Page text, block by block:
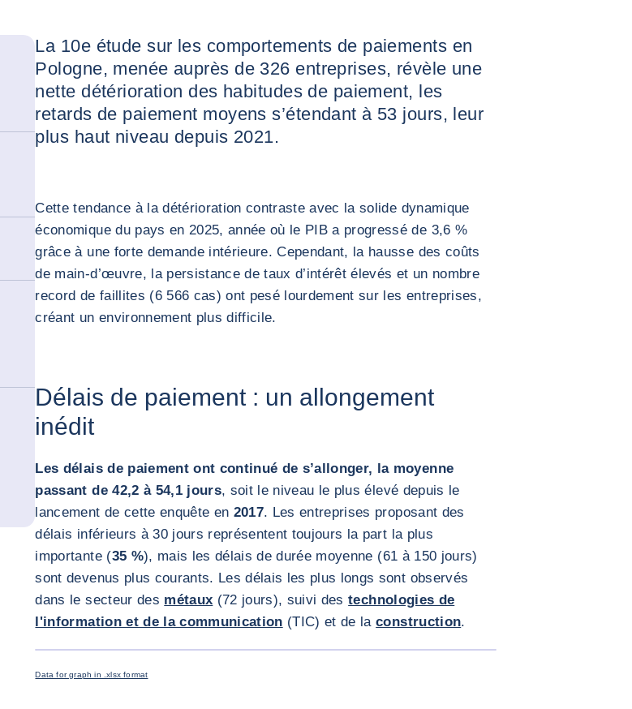
La 10e étude sur les comportements de paiements en
Pologne, menée auprès de 326 entreprises, révèle une
nette détérioration des habitudes de paiement, les
retards de paiement moyens s’étendant à 53 jours, leur
plus haut niveau depuis 2021.
Cette tendance à la détérioration contraste avec la solide dynamique
économique du pays en 2025, année où le PIB a progressé de 3,6 %
grâce à une forte demande intérieure. Cependant, la hausse des coûts
de main-d’œuvre, la persistance de taux d’intérêt élevés et un nombre
record de faillites (6 566 cas) ont pesé lourdement sur les entreprises,
créant un environnement plus difficile.
Délais de paiement : un allongement
inédit
Les délais de paiement ont continué de s’allonger, la moyenne
passant de 42,2 à 54,1 jours, soit le niveau le plus élevé depuis le
lancement de cette enquête en 2017. Les entreprises proposant des
délais inférieurs à 30 jours représentent toujours la part la plus
importante (35 %), mais les délais de durée moyenne (61 à 150 jours)
sont devenus plus courants. Les délais les plus longs sont observés
dans le secteur des métaux (72 jours), suivi destechnologies de
l'information et de la communication (TIC) et de laconstruction.
Data for graph in .xlsx format